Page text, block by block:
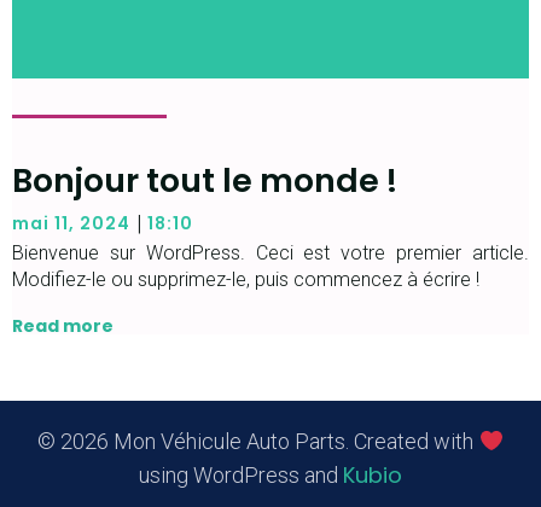
Bonjour tout le monde !
mai 11, 2024 | 18:10
Bienvenue sur WordPress. Ceci est votre premier article.
Modifiez-le ou supprimez-le, puis commencez à écrire !
Read more
© 2026 Mon Véhicule Auto Parts. Created with
using WordPress and Kubio